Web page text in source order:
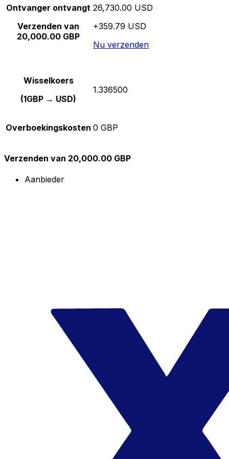
Ontvanger ontvangt
Verzenden van
20,000.00 GBP
26,730.00 USD
+359.79 USD
Nu verzenden
Wisselkoers
(1GBP → USD)
1.336500
Overboekingskosten 0 GBP
Verzenden van 20,000.00 GBP
Aanbieder